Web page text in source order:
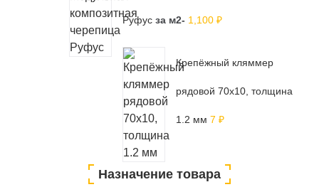
Руфус за м2- 1,100₽
Крепёжный кляммер
рядовой 70х10, толщина
1.2 мм 7₽
Назначение товара